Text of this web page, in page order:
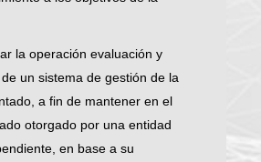
la operación evaluación y
un sistema de gestión de la
a fin de mantener en el
otorgado por una entidad
en base a su